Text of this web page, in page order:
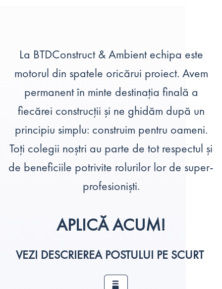
La BTDConstruct & Ambient echipa este
motorul din spatele oricărui proiect. Avem
permanent în minte destinația finală a
fiecărei construcții și ne ghidăm după un
principiu simplu: construim pentru oameni.
Toți colegii noștri au parte de tot respectul și
de beneficiile potrivite rolurilor lor de super-
profesioniști.
APLICĂ ACUM!
VEZI DESCRIEREA POSTULUI PE SCURT